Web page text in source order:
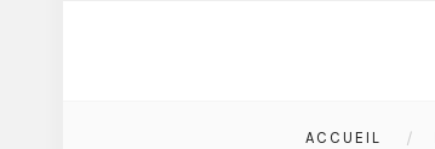
ACCUEIL